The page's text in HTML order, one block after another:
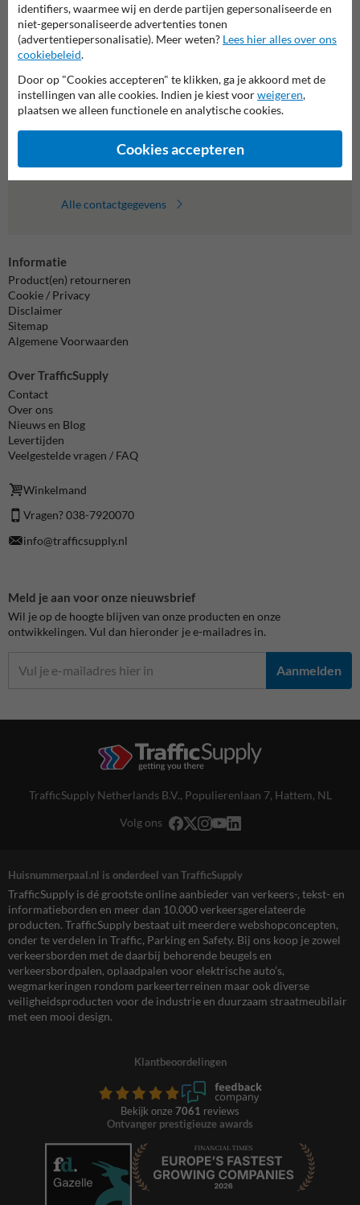
Neem contact op met onze productspecialist Igor!
We zijn vandaag tot 17.00 telefonisch bereikbaar voor
al je vragen over onze producten en diensten.
038-7920070 bereikbaar tot 17.00
info@trafficsupply.nl
Alle contactgegevens
Informatie
Product(en) retourneren
Cookie / Privacy
Disclaimer
Sitemap
Algemene Voorwaarden
Over TrafficSupply
Contact
Over ons
Nieuws en Blog
Levertijden
Veelgestelde vragen / FAQ
Winkelmand
Vragen? 038-7920070
info@trafficsupply.nl
Meld je aan voor onze nieuwsbrief
Wil je op de hoogte blijven van onze producten en onze
ontwikkelingen. Vul dan hieronder je e-mailadres in.
Aanmelden
TrafficSupply Netherlands B.V., Populierenlaan 7, Hattem, NL
Volg ons
Huisnummerpaal.nl is onderdeel van TrafficSupply
TrafficSupply is dé grootste online aanbieder van verkeers-, tekst- en
informatieborden en meer dan 10.000 verkeersgerelateerde
producten. TrafficSupply bestaat uit meerdere webshopconcepten,
onder te verdelen in Traffic, Parking en Safety. Bij ons koop je zowel
verkeersborden met de daarbij behorende beugels en
verkeersbordpalen, oplaadpalen voor elektrische auto’s,
wegmarkeringen rondom parkeerterreinen maar ook diverse
veiligheidsproducten voor de industrie en duurzaam straatmeubilair
met een mooi design.
Klantbeoordelingen
Bekijk onze 7061 reviews
Ontvanger prestigieuze awards
identifiers, waarmee wij en derde partijen gepersonaliseerde en
niet-gepersonaliseerde advertenties tonen
(advertentiepersonalisatie). Meer weten? Lees hier alles over ons
cookiebeleid.
Door op "Cookies accepteren" te klikken, ga je akkoord met de
instellingen van alle cookies. Indien je kiest voorweigeren,
plaatsen we alleen functionele en analytische cookies.
Cookies accepteren